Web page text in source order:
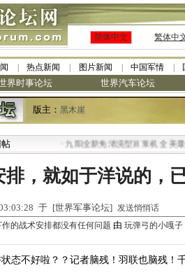
简体中文 繁体中
热点新闻 图片新闻 中国军情
界时事论坛 世界汽车论坛
版主： 黑木崖
帖 九阳全新免清洗型豆浆机 全美最低
排，就如于洋说的，
于 [世界军事论坛] 发送悄悄话
的战术安排都没有任何问题 由 玩弹弓的小嘎子
态不好啦？？记者脑残！羽联也脑残！